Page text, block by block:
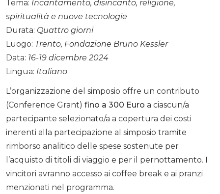
Tema: Incantamento, disincanto, religione,
spiritualità e nuove tecnologie
Durata: Quattro giorni
Luogo: Trento, Fondazione Bruno Kessler
Data: 16-19 dicembre 2024
Lingua: Italiano
L’organizzazione del simposio offre un contributo
(Conference Grant) fino a 300 Euro a ciascun/a
partecipante selezionato/a a copertura dei costi
inerenti alla partecipazione al simposio tramite
rimborso analitico delle spese sostenute per
l’acquisto di titoli di viaggio e per il pernottamento. I
vincitori avranno accesso ai coffee break e ai pranzi
menzionati nel programma.